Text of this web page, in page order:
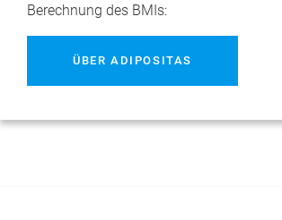
Berechnung des BMIs:
ÜBER ADIPOSITAS